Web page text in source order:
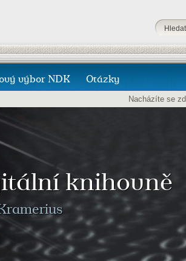
výbor NDK Otázky
Nacházíte se
knihovně